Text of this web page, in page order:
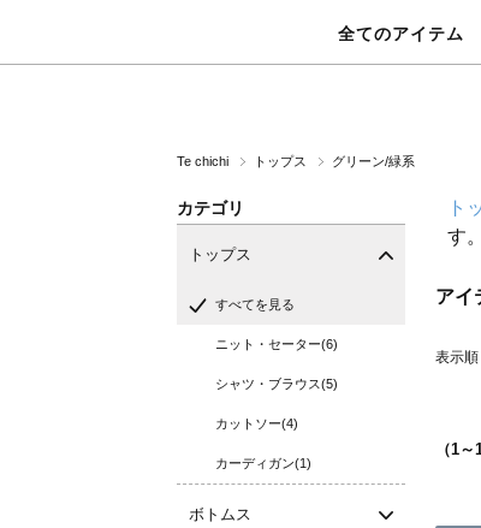
全てのアイテム
Te chichi トップス グリーン/緑系
カテゴリ
トップス
すべてを見る
ニット・セーター(6)
シャツ・ブラウス(5)
カットソー(4)
カーディガン(1)
ボトムス
ト
す
アイ
表示順
（1～